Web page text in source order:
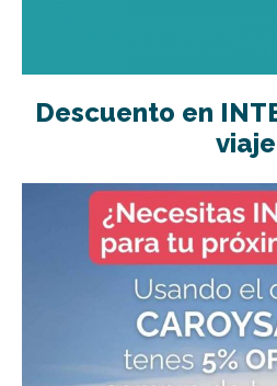
Descuento en
viaje